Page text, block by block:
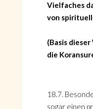
Vielfaches
von
(Basis
die
18.7.
sogar einen